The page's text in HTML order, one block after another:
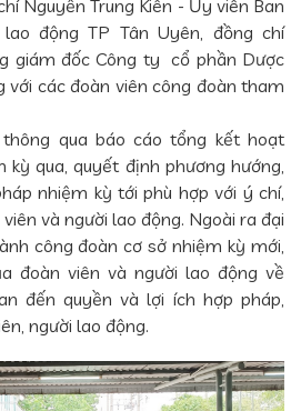
Nguyễn Trung Kiên - Ủy viên Ban
động TP Tân Uyên, đồng chí
giám đốc Công ty cổ phần Dược
với các đoàn viên công đoàn tham
qua báo cáo tổng kết hoạt
kỳ qua, quyết định phương hướng,
nhiệm kỳ tới phù hợp với ý chí,
và người lao động. Ngoài ra đại
công đoàn cơ sở nhiệm kỳ mới,
đoàn viên và người lao động về
đến quyền và lợi ích hợp pháp,
người lao động.